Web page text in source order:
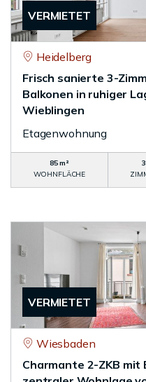
VERMIETET
Heidelberg
Frisch sanierte 3-
Balkonen in ruhiger
Wieblingen
Etagenwohnung
85 m²
WOHNFLÄCHE
3
VERMIETET
Wiesbaden
Charmante 2-ZKB mit